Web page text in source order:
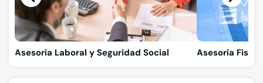
Asesoría Laboral y Seguridad Social Asesoría